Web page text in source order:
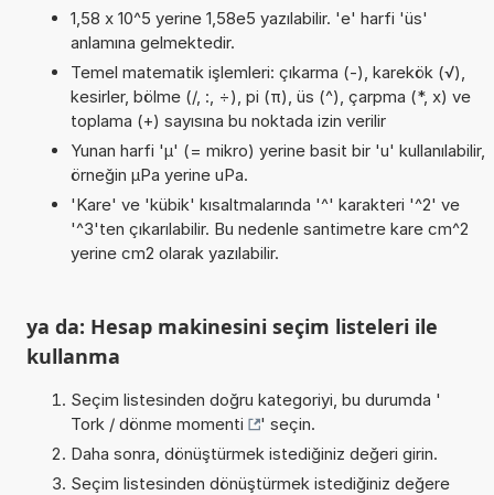
1,58 x 10^5 yerine 1,58e5 yazılabilir. 'e' harfi 'üs'
anlamına gelmektedir.
Temel matematik işlemleri: çıkarma (-), karekök (√),
kesirler, bölme (/, :, ÷), pi (π), üs (^), çarpma (*, x) ve
toplama (+) sayısına bu noktada izin verilir
Yunan harfi 'µ' (= mikro) yerine basit bir 'u' kullanılabilir,
örneğin µPa yerine uPa.
'Kare' ve 'kübik' kısaltmalarında '^' karakteri '^2' ve
'^3'ten çıkarılabilir. Bu nedenle santimetre kare cm^2
yerine cm2 olarak yazılabilir.
ya da: Hesap makinesini seçim listeleri ile
kullanma
Seçim listesinden doğru kategoriyi, bu durumda '
Tork / dönme momenti
' seçin.
Daha sonra, dönüştürmek istediğiniz değeri girin.
Seçim listesinden dönüştürmek istediğiniz değere